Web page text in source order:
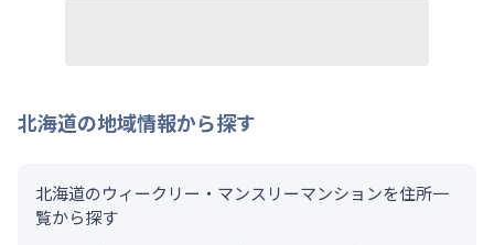
北海道の地域情報から探す
北海道のウィークリー・マンスリーマンションを住所一
覧から探す